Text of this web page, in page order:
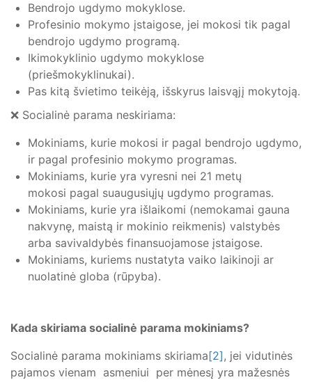
Bendrojo ugdymo mokyklose.
Profesinio mokymo įstaigose, jei mokosi tik pagal
bendrojo ugdymo programą.
Ikimokyklinio ugdymo mokyklose
(priešmokyklinukai).
Pas kitą švietimo teikėją, išskyrus laisvąjį mokytoją.
❌ Socialinė parama neskiriama:
Mokiniams, kurie mokosi ir pagal bendrojo ugdymo,
ir pagal profesinio mokymo programas.
Mokiniams, kurie yra vyresni nei 21 metų
mokosi pagal suaugusiųjų ugdymo programas.
Mokiniams, kurie yra išlaikomi (nemokamai gauna
nakvynę, maistą ir mokinio reikmenis) valstybės
arba savivaldybės finansuojamose įstaigose.
Mokiniams, kuriems nustatyta vaiko laikinoji ar
nuolatinė globa (rūpyba).
Kada skiriama socialinė parama mokiniams?
Socialinė parama mokiniams skiriama[2], jei vidutinės
pajamos vienam asmeniui per mėnesį yra mažesnės